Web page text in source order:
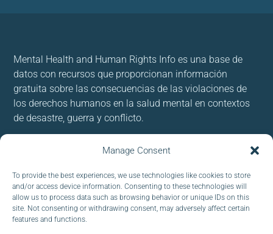
Manage Consent
To provide the best experiences, we use technologies like cookies to store
and/or access device information. Consenting to these technologies will
allow us to process data such as browsing behavior or unique IDs on this
site. Not consenting or withdrawing consent, may adversely affect certain
features and functions.
Mental Health and Human Rights Info es una base de
datos con recursos que proporcionan información
gratuita sobre las consecuencias de las violaciones de
los derechos humanos en la salud mental en contextos
de desastre, guerra y conflicto.
servicios. Al utilizar nuestro sitio, acepta las cookies.
Follow us: